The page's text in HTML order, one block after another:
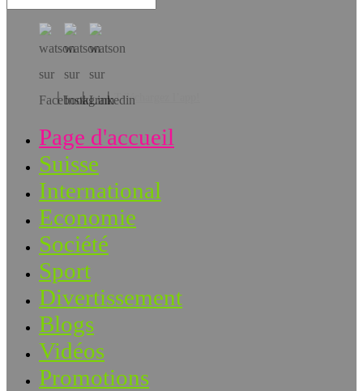
Téléchargez l’app!
Page d'accueil
Suisse
International
Economie
Société
Sport
Divertissement
Blogs
Vidéos
Promotions